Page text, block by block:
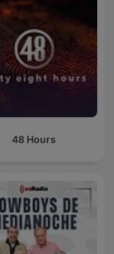
48 Hours